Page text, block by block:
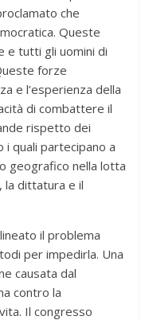
che
Queste
e tutti gli uomini di
forze
e l’esperienza della
di combattere il
rispetto dei
quali partecipano a
geografico nella lotta
la dittatura e il
il problema
per impedirla. Una
causata dal
contro la
Il congresso